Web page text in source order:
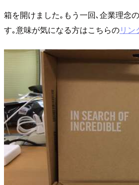
箱を開けました｡もう一回､企業理念
す｡意味が気になる方はこちらのリン